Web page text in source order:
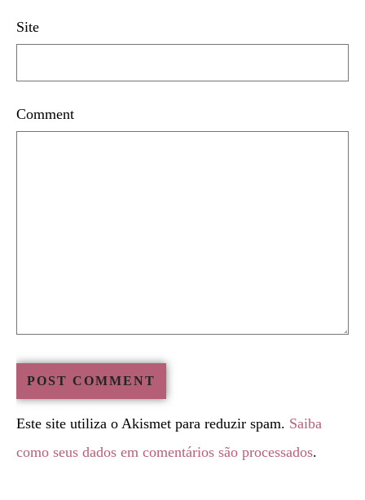
Site
Comment
Este site utiliza o Akismet para reduzir spam. Saiba
como seus dados em comentários são processados.